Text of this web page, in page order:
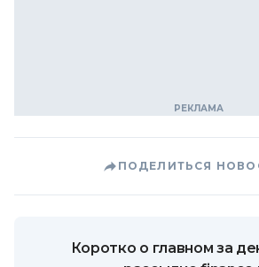
ПОДЕЛИТЬСЯ
Коротко о главном за